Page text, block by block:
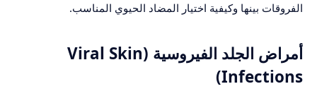
الفروقات بينها وكيفية اختيار المضاد الحيوي المناسب.
أمراض الجلد الفيروسية (Viral Skin
Infections)